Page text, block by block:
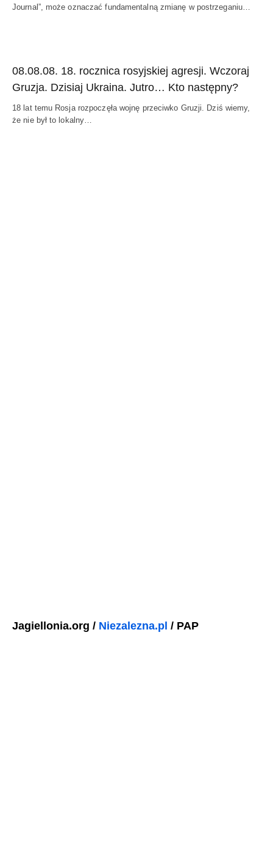
Journal”, może oznaczać fundamentalną zmianę w postrzeganiu…
08.08.08. 18. rocznica rosyjskiej agresji. Wczoraj
Gruzja. Dzisiaj Ukraina. Jutro… Kto następny?
18 lat temu Rosja rozpoczęła wojnę przeciwko Gruzji. Dziś wiemy,
że nie był to lokalny…
Jagiellonia.org / Niezalezna.pl / PAP